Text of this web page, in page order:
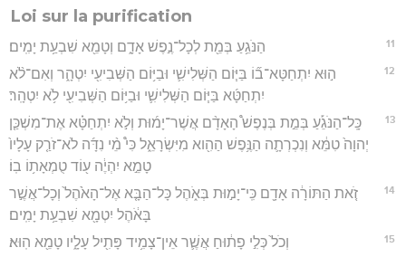
Loi sur la purification
11 הַנֹּגֵ֥עַ בְּמֵ֖ת לְכָל־נֶ֣פֶשׁ אָדָ֑ם וְטָמֵ֖א שִׁבְעַ֥ת יָמִֽים׃
12
ה֣וּא יִתְחַטָּא־ב֞וֹ בַּיּ֧וֹם הַשְּׁלִישִׁ֛י וּבַיּ֥וֹם הַשְּׁבִיעִ֖י יִטְהָ֑ר וְאִם־לֹ֨א
יִתְחַטָּ֜א בַּיּ֧וֹם הַשְּׁלִישִׁ֛י וּבַיּ֥וֹם הַשְּׁבִיעִ֖י לֹ֥א יִטְהָֽר׃
13
כָּֽל־הַנֹּגֵ֡עַ בְּמֵ֣ת בְּנֶפֶשׁ֩ הָאָדָ֨ם אֲשֶׁר־יָמ֜וּת וְלֹ֣א יִתְחַטָּ֗א אֶת־מִשְׁכַּ֤ן
יְהוָה֙ טִמֵּ֔א וְנִכְרְתָ֛ה הַנֶּ֥פֶשׁ הַהִ֖וא מִיִּשְׂרָאֵ֑ל כִּי֩ מֵ֨י נִדָּ֜ה לֹא־זֹרַ֤ק עָלָיו֙
טָמֵ֣א יִהְיֶ֔ה ע֖וֹד טֻמְאָת֥וֹ בֽוֹ׃
14
זֹ֚את הַתּוֹרָ֔ה אָדָ֖ם כִּֽי־יָמ֣וּת בְּאֹ֑הֶל כָּל־הַבָּ֤א אֶל־הָאֹ֙הֶל֙ וְכָל־אֲשֶׁ֣ר
בָּאֹ֔הֶל יִטְמָ֖א שִׁבְעַ֥ת יָמִֽים׃
15 וְכֹל֙ כְּלִ֣י פָת֔וּחַ אֲשֶׁ֛ר אֵין־צָמִ֥יד פָּתִ֖יל עָלָ֑יו טָמֵ֖א הֽוּא׃